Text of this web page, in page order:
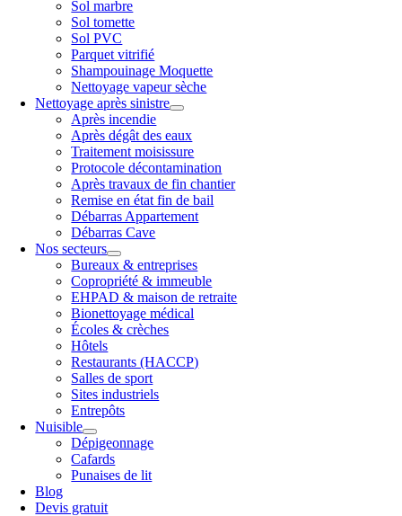
Sol marbre
Sol tomette
Sol PVC
Parquet vitrifié
Shampouinage Moquette
Nettoyage vapeur sèche
Nettoyage après sinistre
Après incendie
Après dégât des eaux
Traitement moisissure
Protocole décontamination
Après travaux de fin chantier
Remise en état fin de bail
Débarras Appartement
Débarras Cave
Nos secteurs
Bureaux & entreprises
Copropriété & immeuble
EHPAD & maison de retraite
Bionettoyage médical
Écoles & crèches
Hôtels
Restaurants (HACCP)
Salles de sport
Sites industriels
Entrepôts
Nuisible
Dépigeonnage
Cafards
Punaises de lit
Blog
Devis gratuit